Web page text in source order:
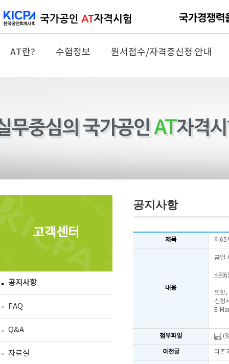
AT란? 수험정보 원서접수/자격증신청 안내
고객센터
공지사항
FAQ
Q&A
자료실
공지사항
제목 제65
내용
금일
<제
또한
신청
E-
첨부파일 (
이전글 더존